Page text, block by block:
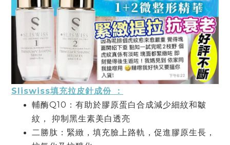
Sliswiss填充拉⽪針成份 ：
輔酶Q10：有助於膠原蛋⽩合成減少細紋和皺
紋， 抑制⿊⽣素美⽩透亮
⼆勝肽：緊緻，填充臉上路軌，促進膠原⽣長，